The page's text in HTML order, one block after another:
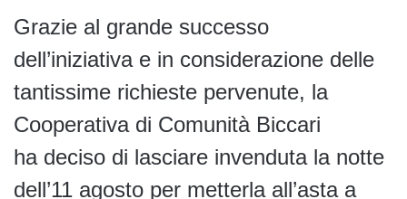
Grazie al grande successo
dell’iniziativa e in considerazione delle
tantissime richieste pervenute, la
Cooperativa di Comunità Biccari
ha deciso di lasciare invenduta la notte
dell’11 agosto per metterla all’asta a